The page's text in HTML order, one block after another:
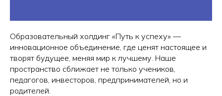
Образовательный холдинг «Путь к успеху» —
инновационное объединение, где ценят настоящее и
творят будущее, меняя мир к лучшему. Наше
пространство сближает не только учеников,
педагогов, инвесторов, предпринимателей, но и
родителей.